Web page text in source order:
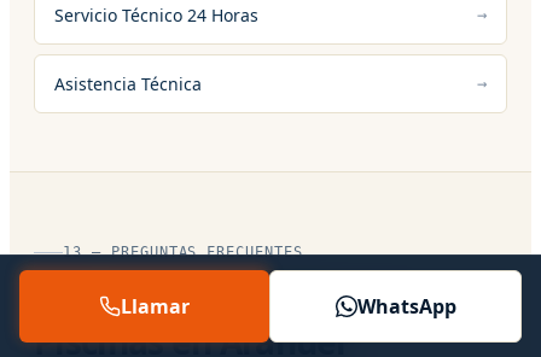
Servicio Técnico 24 Horas
Asistencia Técnica
13 — PREGUNTAS FRECUENTES
Preguntas sobre Fugas
Piscinas en Arañuel
Llamar WhatsApp